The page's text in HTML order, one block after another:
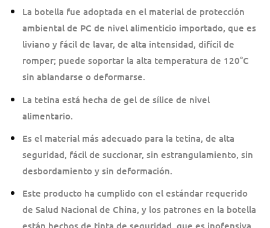
La botella fue adoptada en el material de protección
ambiental de PC de nivel alimenticio importado, que es
liviano y fácil de lavar, de alta intensidad, difícil de
romper; puede soportar la alta temperatura de 120°C
sin ablandarse o deformarse.
La tetina está hecha de gel de sílice de nivel
alimentario.
Es el material más adecuado para la tetina, de alta
seguridad, fácil de succionar, sin estrangulamiento, sin
desbordamiento y sin deformación.
Este producto ha cumplido con el estándar requerido
de Salud Nacional de China, y los patrones en la botella
están hechos de tinta de seguridad, que es inofensiva,